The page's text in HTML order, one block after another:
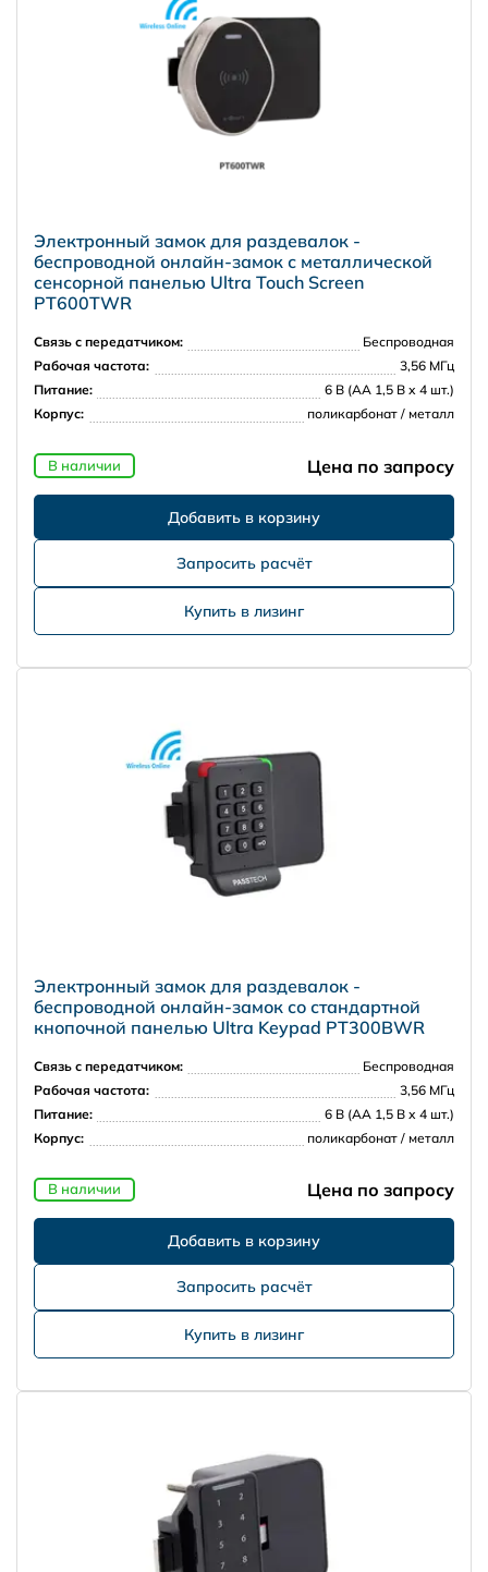
Электронный замок для раздевалок -
беспроводной онлайн-замок с металлической
сенсорной панелью Ultra Touch Screen
PT600TWR
Связь с передатчиком:
Беспроводная
Рабочая частота:
3,56 МГц
Питание:
6 В (АА 1,5 В х 4 шт.)
Корпус:
поликарбонат / металл
В наличии Цена по запросу
Запросить расчёт
Купить в лизинг
Электронный замок для раздевалок -
беспроводной онлайн-замок со стандартной
кнопочной панелью Ultra Keypad PT300BWR
Связь с передатчиком:
Беспроводная
Рабочая частота:
3,56 МГц
Питание:
6 В (АА 1,5 В х 4 шт.)
Корпус:
поликарбонат / металл
В наличии Цена по запросу
Запросить расчёт
Купить в лизинг